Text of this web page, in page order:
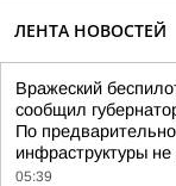
ЛЕНТА НОВОСТЕЙ
Вражеский
сообщил
По
инфраструктуры
05:39